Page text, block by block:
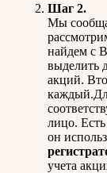
Шаг 2.
Мы
найдем с
выделить
акций.
лицо.
он
учета